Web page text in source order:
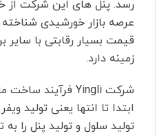
رسد. پنل های این شرکت از
عرصه بازار خورشیدی
قیمت بسیار رقابتی با سایر
زمینه دارد.
شرکت Yingli فرآیند ساخت
ابتدا تا انتها یعنی تولید
تولید سلول و تولید پنل را